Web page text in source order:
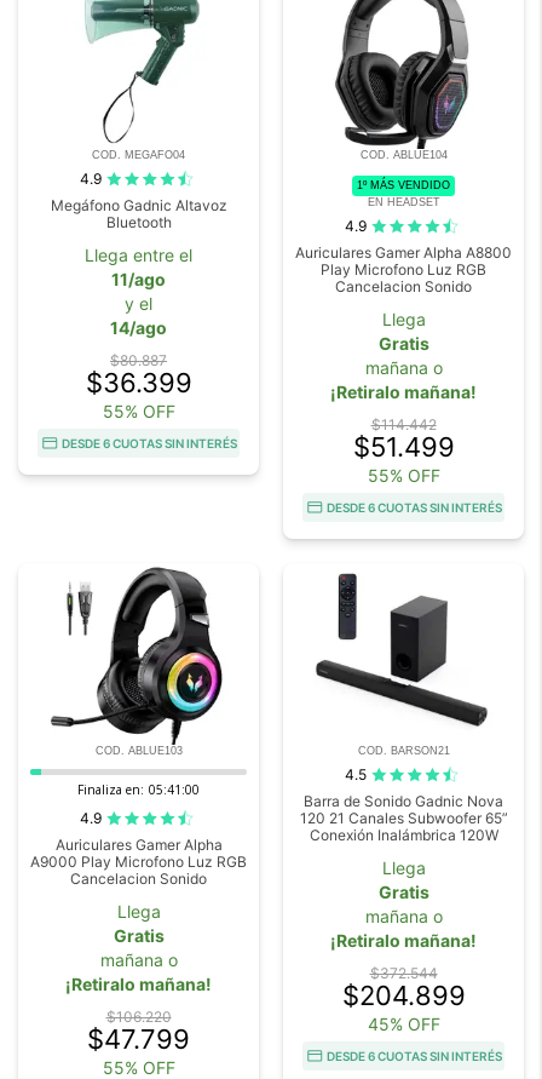
COD. MEGAFO04
4.9
Megáfono Gadnic Altavoz
Bluetooth
Llega entre el
11/ago
y el
14/ago
$80.887
$36.399
55% OFF
DESDE 6 CUOTAS SIN INTERÉS
COD. ABLUE104
1º MÁS VENDIDO
EN HEADSET
4.9
Auriculares Gamer Alpha A8800
Play Microfono Luz RGB
Cancelacion Sonido
Llega
Gratis
mañana o
¡Retiralo mañana!
$114.442
$51.499
55% OFF
DESDE 6 CUOTAS SIN INTERÉS
COD. ABLUE103
Finaliza en: 05:40:59
4.9
Auriculares Gamer Alpha
A9000 Play Microfono Luz RGB
Cancelacion Sonido
Llega
Gratis
mañana o
¡Retiralo mañana!
$106.220
$47.799
55% OFF
COD. BARSON21
4.5
Barra de Sonido Gadnic Nova
120 21 Canales Subwoofer 65”
Conexión Inalámbrica 120W
Llega
Gratis
mañana o
¡Retiralo mañana!
$372.544
$204.899
45% OFF
DESDE 6 CUOTAS SIN INTERÉS